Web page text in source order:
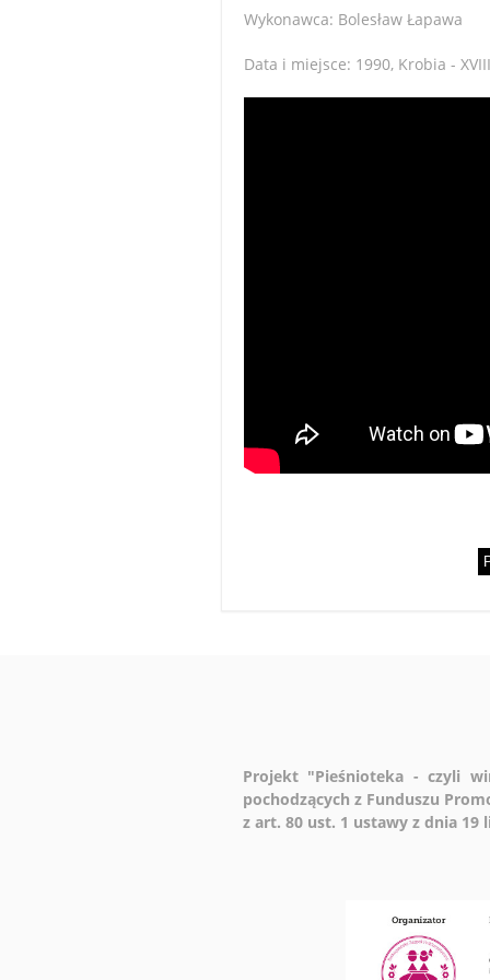
Wykonawca: Bolesław Łapawa
Data i miejsce: 1990, Krobia -
Projekt "Pieśnioteka - czyli
pochodzących z Funduszu
z art. 80 ust. 1 ustawy z dnia 19